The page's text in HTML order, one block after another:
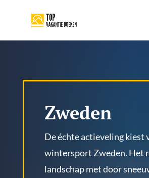
Zweden
De échte actieveling kiest
wintersport Zweden. Het
landschap met door